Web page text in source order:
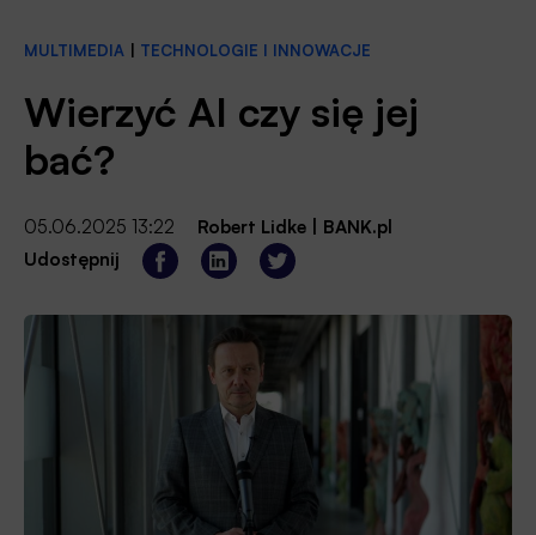
MULTIMEDIA TECHNOLOGIE I INNOWACJE
Wierzyć AI czy się jej
bać?
05.06.2025 13:22 Robert Lidke
BANK.pl
Udostępnij